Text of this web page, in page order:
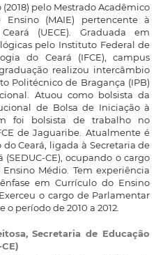
pelo Mestrado Acadêmico
(MAIE) pertencente à
(UECE). Graduada em
pelo Instituto Federal de
do Ceará (IFCE), campus
realizou intercâmbio
Politécnico de Bragança (IPB)
Atuou como bolsista da
de Bolsa de Iniciação à
foi bolsista de trabalho no
de Jaguaribe. Atualmente é
Ceará, ligada à Secretaria de
CE), ocupando o cargo
Médio. Tem experiência
em Currículo do Ensino
o cargo de Parlamentar
período de 2010 a 2012.
Secretaria de Educação